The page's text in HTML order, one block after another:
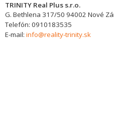
TRINITY Real Plus s.r.o.
G. Bethlena 317/50 94002 Nové
Telefón: 0910183535
E-mail: info@reality-trinity.sk